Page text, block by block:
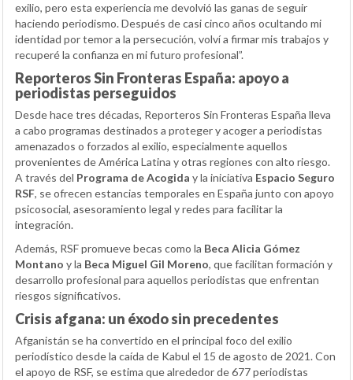
exilio, pero esta experiencia me devolvió las ganas de seguir
haciendo periodismo. Después de casi cinco años ocultando mi
identidad por temor a la persecución, volví a firmar mis trabajos y
recuperé la confianza en mi futuro profesional”.
Reporteros Sin Fronteras España: apoyo a
periodistas perseguidos
Desde hace tres décadas, Reporteros Sin Fronteras España lleva
a cabo programas destinados a proteger y acoger a periodistas
amenazados o forzados al exilio, especialmente aquellos
provenientes de América Latina y otras regiones con alto riesgo.
A través del Programa de Acogida y la iniciativa Espacio Seguro
RSF, se ofrecen estancias temporales en España junto con apoyo
psicosocial, asesoramiento legal y redes para facilitar la
integración.
Además, RSF promueve becas como la Beca Alicia Gómez
Montano y la Beca Miguel Gil Moreno, que facilitan formación y
desarrollo profesional para aquellos periodistas que enfrentan
riesgos significativos.
Crisis afgana: un éxodo sin precedentes
Afganistán se ha convertido en el principal foco del exilio
periodístico desde la caída de Kabul el 15 de agosto de 2021. Con
el apoyo de RSF, se estima que alrededor de 677 periodistas